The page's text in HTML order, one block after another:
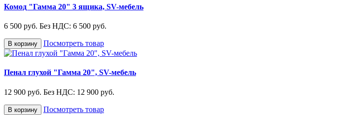
Комод "Гамма 20" 3 ящика, SV-мебель
6 500 руб. Без НДС: 6 500 руб.
В корзину Посмотреть товар
Пенал глухой "Гамма 20", SV-мебель
12 900 руб. Без НДС: 12 900 руб.
В корзину Посмотреть товар